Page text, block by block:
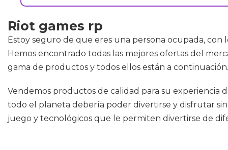
Riot games rp
Estoy seguro de que eres una persona ocupada,
Hemos encontrado todas las mejores ofertas del
gama de productos y todos ellos están a continuación.
Vendemos productos de calidad para su experiencia
todo el planeta debería poder divertirse y disfrutar
juego y tecnológicos que le permiten divertirse de